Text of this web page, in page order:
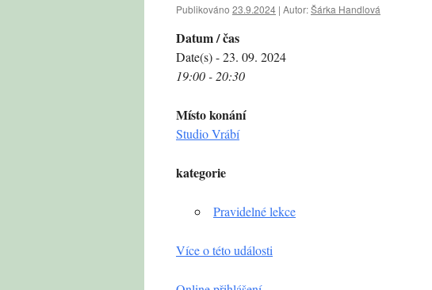
Publikováno 23.9.2024 | Autor:Šárka Handlová
Datum / čas
Date(s) - 23. 09. 2024
19:00 - 20:30
Místo konání
Studio Vrábí
kategorie
Pravidelné lekce
Více o této události